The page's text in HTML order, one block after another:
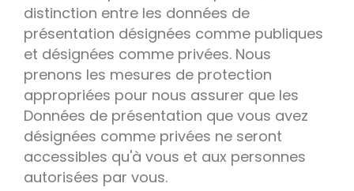
distinction entre les données de
présentation désignées comme publiques
et désignées comme privées. Nous
prenons les mesures de protection
appropriées pour nous assurer que les
Données de présentation que vous avez
désignées comme privées ne seront
accessibles qu'à vous et aux personnes
autorisées par vous.